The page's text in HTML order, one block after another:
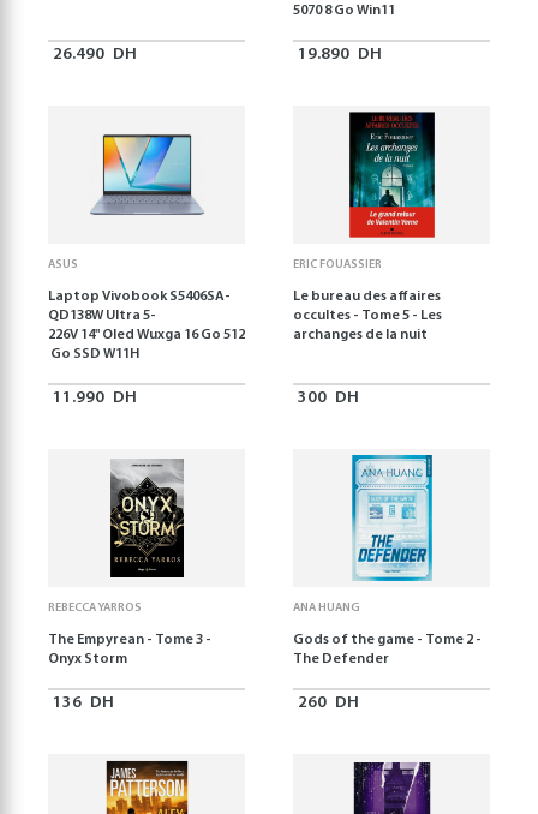
26.490 DH
5070 8 Go Win11
19.890 DH
ASUS
Laptop Vivobook S5406SA-
QD138W Ultra 5-
226V 14" Oled Wuxga 16 Go 512
Go SSD W11H
11.990 DH
ERIC FOUASSIER
Le bureau des affaires
occultes - Tome 5 - Les
archanges de la nuit
300 DH
REBECCA YARROS
The Empyrean - Tome 3 -
Onyx Storm
136 DH
ANA HUANG
Gods of the game - Tome 2 -
The Defender
260 DH